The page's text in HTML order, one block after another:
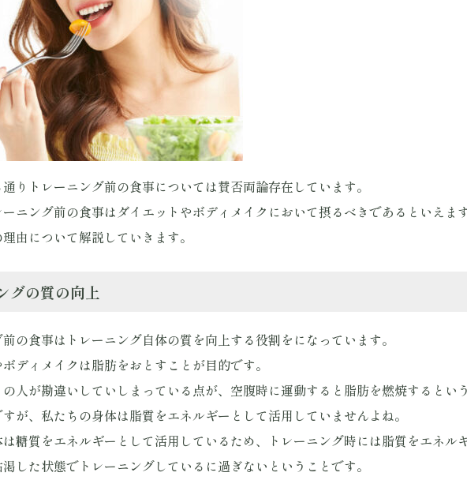
りトレーニング前の食事については賛否両論存在しています。
ーニング前の食事はダイエットやボディメイクにおいて摂るべきであるといえま
由について解説していきます。
グの質の向上
前の食事はトレーニング自体の質を向上する役割をになっています。
ディメイクは脂肪をおとすことが目的です。
の人が勘違いしていしまっている点が、空腹時に運動すると脂肪を燃焼するとい
が、私たちの身体は脂質をエネルギーとして活用していませんよね。
糖質をエネルギーとして活用しているため、トレーニング時には脂質をエネル
した状態でトレーニングしているに過ぎないということです。